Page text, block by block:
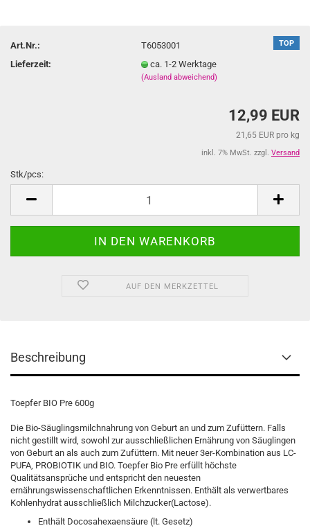
TOP
Art.Nr.:
T6053001
Lieferzeit:
ca. 1-2 Werktage
(Ausland abweichend)
12,99 EUR
21,65 EUR pro kg
inkl. 7% MwSt. zzgl. Versand
Stk/pcs:
AUF DEN MERKZETTEL
Beschreibung
Toepfer BIO Pre 600g
Die Bio-Säuglingsmilchnahrung von Geburt an und zum Zufüttern. Falls
nicht gestillt wird, sowohl zur ausschließlichen Ernährung von Säuglingen
von Geburt an als auch zum Zufüttern. Mit neuer 3er-Kombination aus LC-
PUFA, PROBIOTIK und BIO. Toepfer Bio Pre erfüllt höchste
Qualitätsansprüche und entspricht den neuesten
ernährungswissenschaftlichen Erkenntnissen. Enthält als verwertbares
Kohlenhydrat ausschließlich Milchzucker(Lactose).
Enthält Docosahexaensäure (lt. Gesetz)